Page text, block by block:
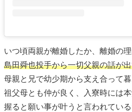
いつ頃両親が離婚したか、離婚の
島田舜也投手から一切父親の話が
母親と兄で幼少期から支え合って
祖父母とも仲が良く、入寮時には
握ると願い事が叶うと言われている